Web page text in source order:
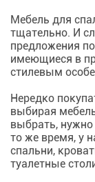
Мебель для
тщательно. И
предложения
имеющиеся в
стилевым
Нередко
выбирая
выбрать,
то же время, у
спальни,
туалетные